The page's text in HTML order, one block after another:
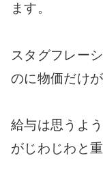
ます。
スタグフレー
のに物価だけ
給与は思うよ
がじわじわと